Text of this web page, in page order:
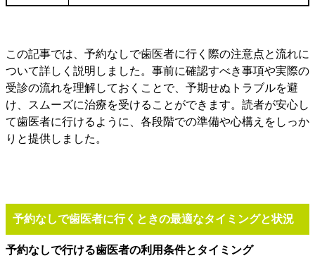
この記事では、予約なしで歯医者に行く際の注意点と流れに
ついて詳しく説明しました。事前に確認すべき事項や実際の
受診の流れを理解しておくことで、予期せぬトラブルを避
け、スムーズに治療を受けることができます。読者が安心し
て歯医者に行けるように、各段階での準備や心構えをしっか
りと提供しました。
予約なしで歯医者に行くときの最適なタイミングと状況
予約なしで行ける歯医者の利用条件とタイミング